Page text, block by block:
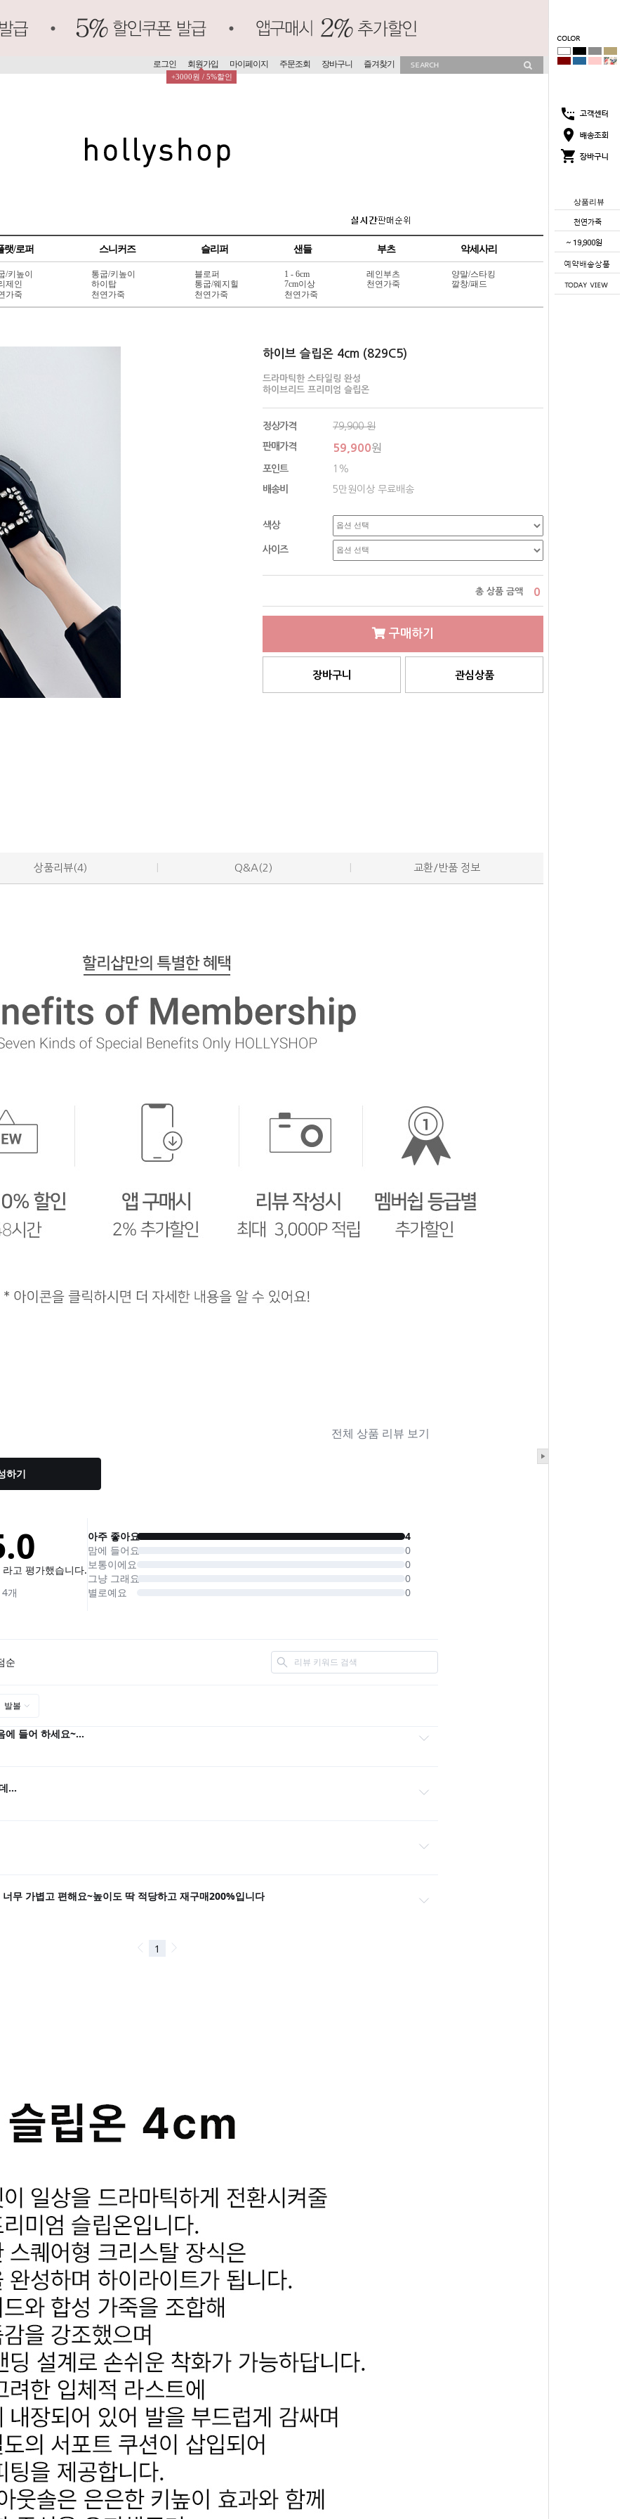
상품리뷰
로그인 회원가입
+3000원 / 5%할인
마이페이지 주문조회 장바구니 즐겨찾기
랫/로퍼 스니커즈 슬리퍼 샌들 부츠 악세사리
/키높이
제인
가죽
통굽/키높이
하이탑
천연가죽
블로퍼
통굽/웨지힐
천연가죽
1 - 6cm
7cm이상
천연가죽
레인부츠
천연가죽
양말/스타킹
깔창/패드
하이브 슬립온 4cm (829C5)
드라마틱한 스타일링 완성
하이브리드 프리미엄 슬립온
정상가격 79,900원
판매가격 59,900원
포인트 1%
배송비 5만원이상 무료배송
색상
사이즈
총 상품 금액 0
구매하기
장바구니 관심상품
상품리뷰(4) Q&A(2) 교환/반품 정보